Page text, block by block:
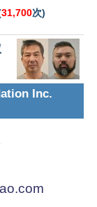
31,700次)
Inc.